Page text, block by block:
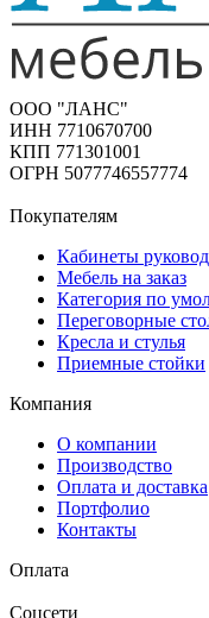
ООО "ЛАНС"
ИНН 7710670700
КПП 771301001
ОГРН 5077746557774
Покупателям
Кабинеты
Мебель на заказ
Категория по
Переговорные
Кресла и стулья
Приемные стойки
Компания
О компании
Производство
Оплата и доставка
Портфолио
Контакты
Оплата
Соцсети